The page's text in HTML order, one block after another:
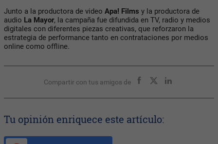
Junto a la productora de video Apa! Films y la productora de
audio La Mayor, la campaña fue difundida en TV, radio y medios
digitales con diferentes piezas creativas, que reforzaron la
estrategia de performance tanto en contrataciones por medios
online como offline.
Compartir con tus amigos de
Tu opinión enriquece este artículo: